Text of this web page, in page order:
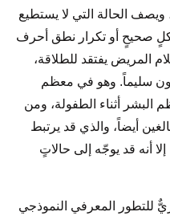
الحالة التي لا يستطيع
صحيحٍ أو تكرار نطق أحرف
المريض يفتقد للطلاقة،
سليماً. وهو في معظم
البشر أثناء الطفولة، ومن
أيضاً، والذي قد يرتبط
أنه قد يوجّه إلى حالاتٍ
للتطور المعرفي النموذجي